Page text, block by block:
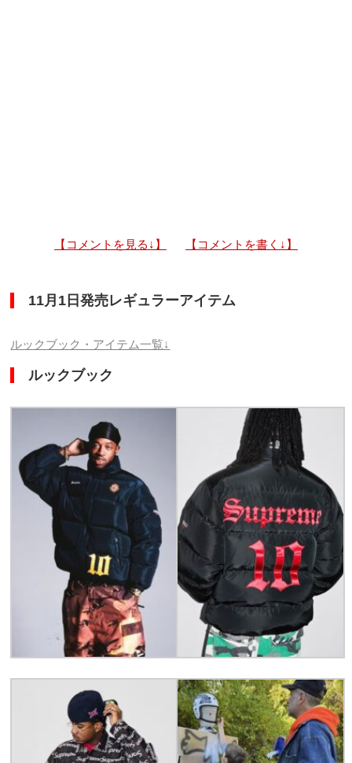
【コメントを見る↓】 【コメントを書く↓】
11月1日発売レギュラーアイテム
ルックブック・アイテム一覧↓
ルックブック